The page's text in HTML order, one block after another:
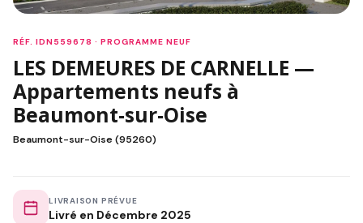
RÉF. IDN559678 · PROGRAMME NEUF
LES DEMEURES DE CARNELLE —
Appartements neufs à
Beaumont-sur-Oise
Beaumont-sur-Oise (95260)
LIVRAISON PRÉVUE
Livré en Décembre 2025